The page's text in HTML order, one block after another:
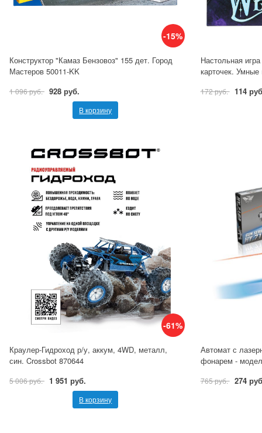
-15%
Конструктор "Камаз Бензовоз" 155 дет. Город
Мастеров 50011-KK
1 096 руб. 928 руб.
В корзину
Настольная
карточек. Умные
172 руб. 114
-61%
Краулер-Гидроход р/у, аккум, 4WD, металл,
син. Crossbot 870644
5 006 руб. 1 951 руб.
В корзину
Автомат с
фонарем -
765 руб. 274